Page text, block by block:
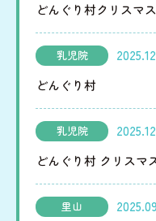
採
法人情報
寄附支援
寄贈品
どんぐり村クリスマ
乳児院
どんぐり村
乳児院
どんぐり村 クリスマ
里山